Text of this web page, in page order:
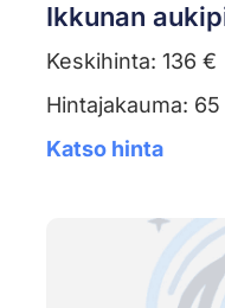
Ikkunan
Keskihinta: 136 €
Hintajakauma:
Katso hinta